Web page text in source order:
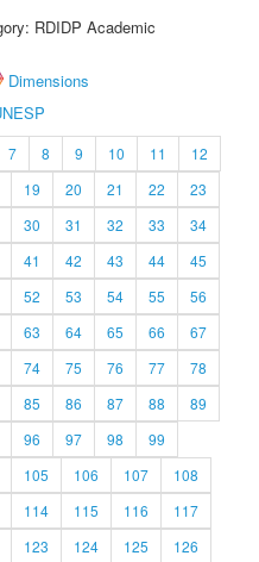
RDIDP Academic
Dimensions
7 8 9 10 11
12
19 20 21 22
23
30 31 32 33
34
41 42 43 44
45
52 53 54 55
56
63 64 65 66
67
74 75 76 77
78
85 86 87 88
89
96 97 98
99
105 106 107
108
114 115 116
117
123 124 125
126